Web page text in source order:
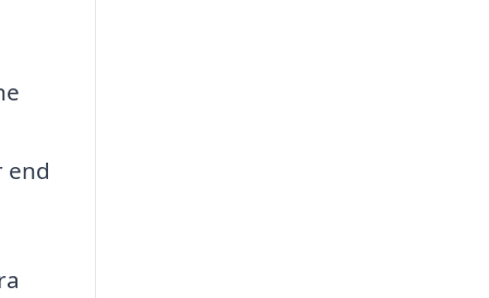
end